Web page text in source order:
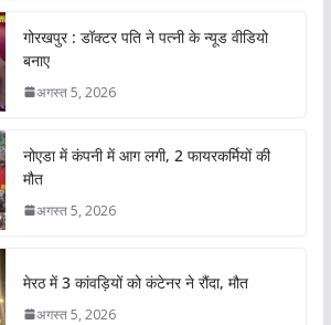
गोरखपुर : डॉक्टर पति ने पत्नी के न्यूड वीडियो
बनाए
अगस्त 5, 2026
नोएडा में कंपनी में आग लगी, 2 फायरकर्मियों की
मौत
अगस्त 5, 2026
मेरठ में 3 कांवड़ियों को कंटेनर ने रौंदा, मौत
अगस्त 5, 2026